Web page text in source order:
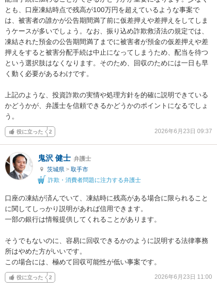
とも、口座凍結時点で残高が100万円を超えているような事案で
は、被害者の誰かが公告期間満了前に仮差押えや差押えをしてしま
うケースが多いでしょう。なお、振り込め詐欺救済法の規定では、
凍結された預金の公告期間満了までに被害者が預金の仮差押えや差
押えをすると被害分配手続は中止になってしまうため、配当を待つ
という選択肢はなくなります。そのため、回収のためには一日も早
く動く必要があるわけです。
上記のような、投資詐欺の実情や処理方針を的確に説明できている
かどうかが、弁護士を信頼できるかどうかのポイントになるでしょ
う。
役に立った 2 2026年6月23日 09:37
鬼沢 健士 弁護士
茨城県 > 取手市
詐欺・消費者問題に注力する弁護士
口座の凍結が済んでいて、凍結時に残高がある場合に限られること
に関してしっかり説明があれば信用できます。
一部の銀行は情報提供してくれることがあります。
そうでもないのに、容易に回収できるかのように説明する法律事務
所はやめた方がいいです。
この場合には、極めて回収可能性が低い事案です。
役に立った 2 2026年6月23日 11:00